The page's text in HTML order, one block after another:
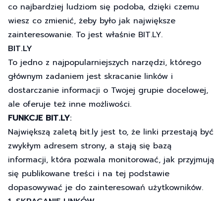
co najbardziej ludziom się podoba, dzięki czemu
wiesz co zmienić, żeby było jak największe
zainteresowanie. To jest właśnie BIT.LY.
BIT.LY
To jedno z najpopularniejszych narzędzi, którego
głównym zadaniem jest skracanie linków i
dostarczanie informacji o Twojej grupie docelowej,
ale oferuje też inne możliwości.
FUNKCJE BIT.LY:
Największą zaletą bit.ly jest to, że linki przestają być
zwykłym adresem strony, a stają się bazą
informacji, która pozwala monitorować, jak przyjmują
się publikowane treści i na tej podstawie
dopasowywać je do zainteresowań użytkowników.